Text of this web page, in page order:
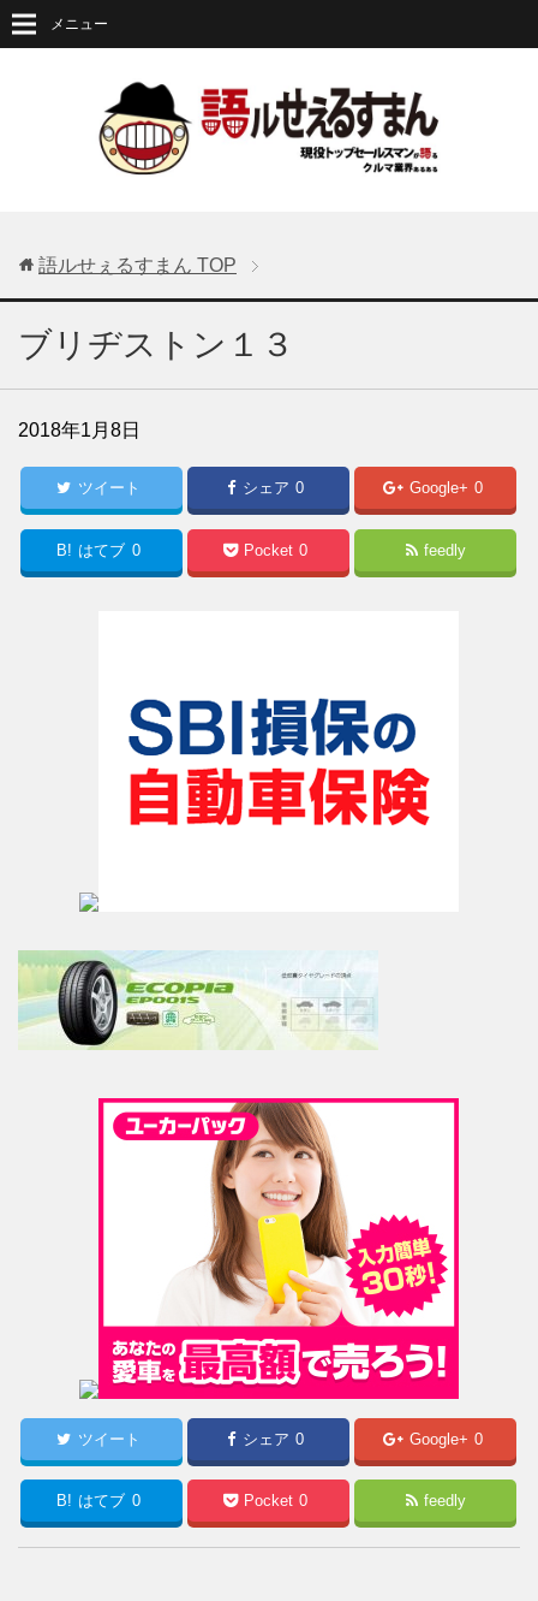
メニュー
語ルせぇるすまん TOP
ブリヂストン１３
2018年1月8日
ツイート シェア 0 Google+ 0
B! はてブ 0 Pocket 0 feedly
ツイート シェア 0 Google+ 0
B! はてブ 0 Pocket 0 feedly